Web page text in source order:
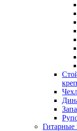
Гитарные